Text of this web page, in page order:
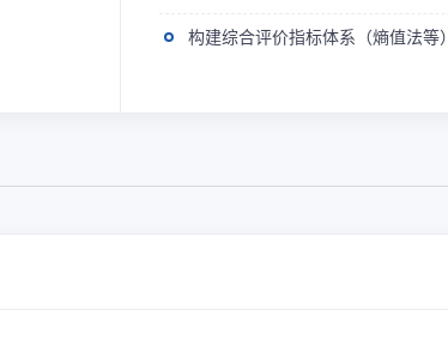
构建综合评价指标体系（熵值法等）